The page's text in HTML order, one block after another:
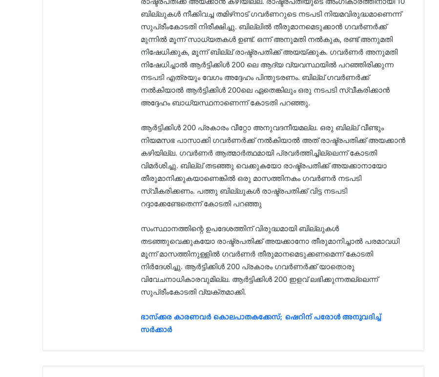
ബില്ലുകൾ നീക്കിവച്ച തമിഴ്‌നാട് ഗവർണറുടെ നടപടി നിയമവിരുദ്ധമാണെന്ന്
സുപ്രീംകോടതി നിരീക്ഷിച്ചു. ബില്ലിൽ തീരുമാനമെടുക്കാൻ ഗവർണർക്ക്
മുന്നിൽ മൂന്ന് സാധ്യതകൾ ഉണ്ട്. ഒന്ന് അനുമതി നൽകുക, രണ്ട് അനുമതി
നിഷേധിക്കുക, മൂന്ന് ബില്ല് രാഷ്ട്രപതിക്ക് അയയ്ക്കുക. ഗവർണർ അനുമതി
നിഷേധിച്ചാൽ ആർട്ടിക്കിൾ 200 ലെ ആദ്യ വ്യവസ്ഥയിൽ പറഞ്ഞിരിക്കുന്ന
നടപടി എത്രയും വേഗം അദ്ദേഹം പിന്തുടരണം. ബില്ല് ഗവർണർക്ക്
നൽകിയാൽ ആർട്ടിക്കിൾ 200ലെ ഏതെങ്കിലും ഒരു നടപടി സ്വീകരിക്കാൻ
അദ്ദേഹം ബാധ്യസ്ഥനാണെന്ന് കോടതി പറഞ്ഞു.
ആർട്ടിക്കിൾ 200 പ്രകാരം വീറ്റോ അനുവദനീയമല്ല. ഒരു ബില്ല് വീണ്ടും
നിയമസഭ പാസാക്കി ഗവർണർക്ക് നൽകിയാൽ അത് രാഷ്ട്രപതിക്ക് അയക്കാൻ
കഴിയില്ല. ഗവർണർ ആത്മാർത്ഥമായി പ്രവർത്തിച്ചില്ലെന്ന് കോടതി
വിമർശിച്ചു. ബില്ല് തടഞ്ഞു വെക്കുകയോ രാഷ്ട്രപതിക്ക് അയക്കാനായോ
തീരുമാനിക്കുകയാണെങ്കിൽ ഒരു മാസത്തിനകം ഗവർണർ നടപടി
സ്വീകരിക്കണം. പത്തു ബില്ലുകൾ രാഷ്ട്രപതിക്ക് വിട്ട നടപടി
റദ്ദാക്കേണ്ടേതെന്ന് കോടതി പറഞ്ഞു
സംസ്ഥാനത്തിന്റെ ഉപദേശത്തിന് വിരുദ്ധമായി ബില്ലുകൾ
തടഞ്ഞുവെക്കുകയോ രാഷ്ട്രപതിക്ക് അയക്കാനോ തീരുമാനിച്ചാൽ പരമാവധി
മൂന്ന് മാസത്തിനുള്ളിൽ ഗവർണർ തീരുമാനമെടുക്കണമെന്ന് കോടതി
നിർദേശിച്ചു. ആർട്ടിക്കിൾ 200 പ്രകാരം ഗവർണർക്ക് യാതൊരു
വിവേചനാധികാരവുമില്ല. ആർട്ടിക്കിൾ 200 ഇളവ് ലഭിക്കുന്നതല്ലെന്ന്
സുപ്രീംകോടതി വ്യക്തമാക്കി.
ഭാസ്‌ക്കര കാരണവര്‍ കൊലപാതകക്കേസ്; ഷെറിന് പരോള്‍ അനുവദിച്ച്
സര്‍ക്കാർ